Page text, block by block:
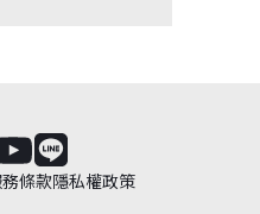
條款隱私權政策